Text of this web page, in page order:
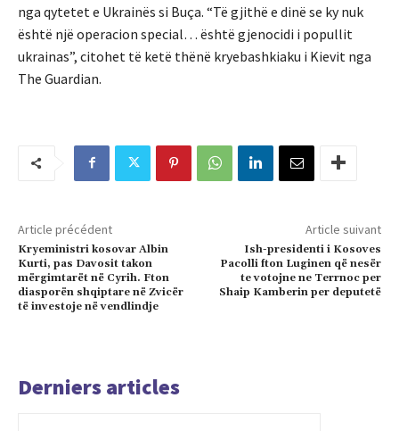
nga qytetet e Ukrainës si Buça. “Të gjithë e dinë se ky nuk
është një operacion special… është gjenocidi i popullit
ukrainas”, citohet të ketë thënë kryebashkiaku i Kievit nga
The Guardian.
Article précédent
Kryeministri kosovar Albin
Kurti, pas Davosit takon
mërgimtarët në Cyrih. Fton
diasporën shqiptare në Zvicër
të investoje në vendlindje
Article suivant
Ish-presidenti i Kosoves
Pacolli fton Luginen që nesër
te votojne ne Terrnoc per
Shaip Kamberin per deputetë
Derniers articles